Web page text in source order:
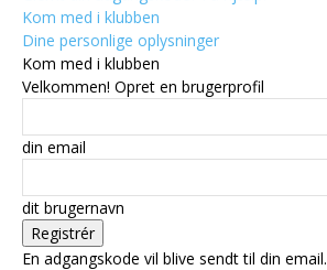
Kom med i klubben
Dine personlige oplysninger
Kom med i klubben
Velkommen! Opret en brugerprofil
din email
dit brugernavn
En adgangskode vil blive sendt til din email.